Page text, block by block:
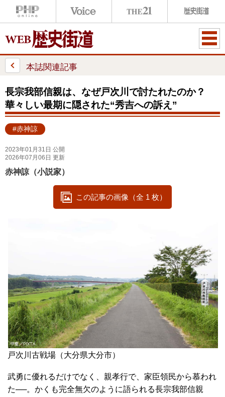
ME
本誌関連記事
長宗我部信親は、なぜ戸次川で討たれたのか？
華々しい最期に隠された“秀吉への訴え”
#赤神諒
2023年01月31日 公開
2026年07月06日 更新
赤神諒（小説家）
この記事の画像（全 1 枚）
戸次川古戦場（大分県大分市）
武勇に優れるだけでなく、親孝行で、家臣領民から慕われ
た──。かくも完全無欠のように語られる長宗我部信親